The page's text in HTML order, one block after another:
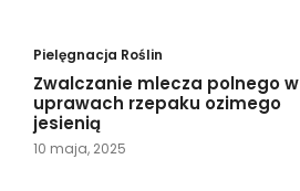
Pielęgnacja Roślin
Zwalczanie mlecza polnego w
uprawach rzepaku ozimego
jesienią
10 maja, 2025